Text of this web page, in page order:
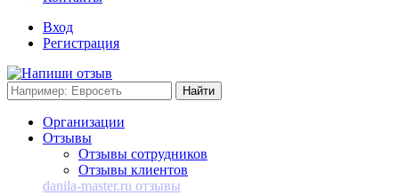
Вход
Регистрация
Организации
Отзывы
Отзывы сотрудников
Отзывы клиентов
danila-master.ru отзывы